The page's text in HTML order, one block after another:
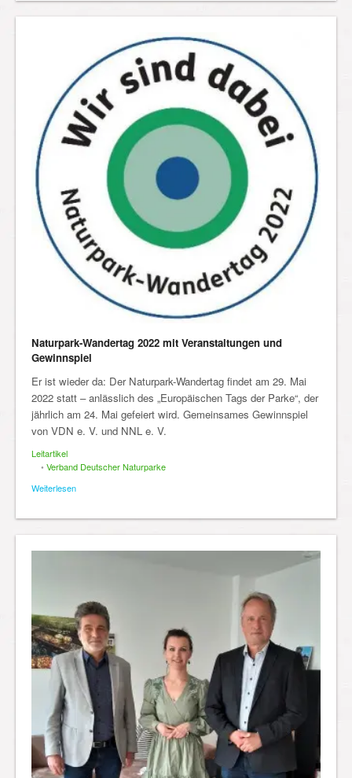
Naturpark-Wandertag 2022 mit Veranstaltungen und
Gewinnspiel
Er ist wieder da: Der Naturpark-Wandertag findet am 29. Mai
2022 statt – anlässlich des „Europäischen Tags der Parke“, der
jährlich am 24. Mai gefeiert wird. Gemeinsames Gewinnspiel
von VDN e. V. und NNL e. V.
Leitartikel
• Verband Deutscher Naturparke
Weiterlesen